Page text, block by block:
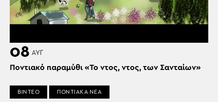
08 ΑΥΓ
Ποντιακό παραμύθι «Το ντος, ντος, των Σανταίων»
ΒΙΝΤΕΟ ΠΟΝΤΙΑΚΑ ΝΕΑ